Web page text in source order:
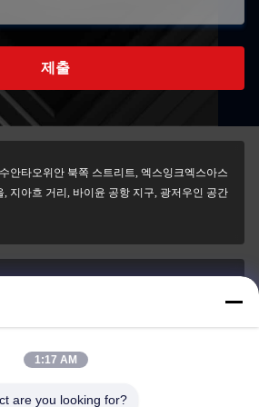
제출
안타오위안 북쪽 스트리트, 엑스잉크엑스아스
, 지아흐 거리, 바이윤 공항 지구, 광저우인 공간
1:17 AM
are you looking for?